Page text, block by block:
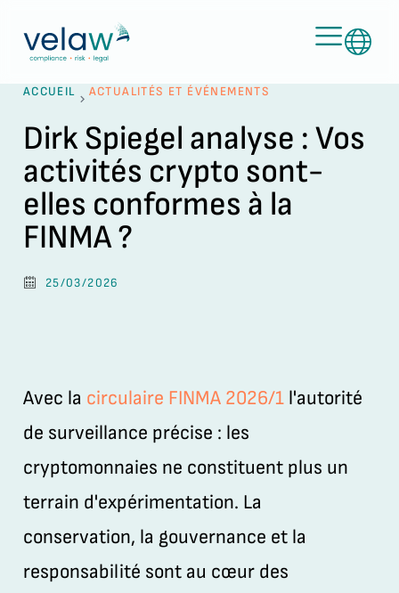
ACCUEIL ACTUALITÉS ET ÉVÉNEMENTS
Dirk Spiegel analyse : Vos
activités crypto sont-
elles conformes à la
FINMA ?
25/03/2026
Avec la circulaire FINMA 2026/1l'autorité
de surveillance précise : les
cryptomonnaies ne constituent plus un
terrain d'expérimentation. La
conservation, la gouvernance et la
responsabilité sont au cœur des